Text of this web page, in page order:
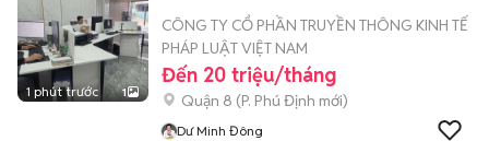
1 phút trước 1
CÔNG TY CỔ PHẦN TRUYỀN THÔNG KINH TẾ
PHÁP LUẬT VIỆT NAM
Đến 20 triệu/tháng
Quận 8 (P. Phú Định mới)
Dư Minh Đông